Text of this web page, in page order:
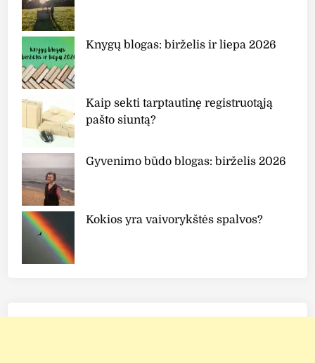
Knygų blogas: birželis ir liepa 2026
Kaip sekti tarptautinę registruotąją
pašto siuntą?
Gyvenimo būdo blogas: birželis 2026
Kokios yra vaivorykštės spalvos?